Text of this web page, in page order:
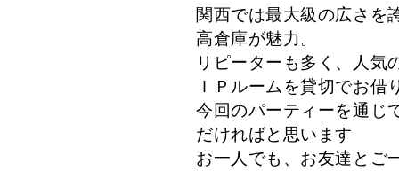
関西では最大級の広さを
高倉庫が魅力。
リピーターも多く、人
ＩＰルームを貸切でお借
今回のパーティーを通じ
だければと思います
お一人でも、お友達とご